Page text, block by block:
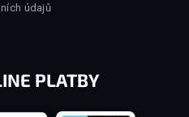
údajů
PLATBY